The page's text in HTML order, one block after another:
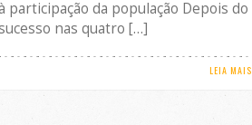
participação da população Depois do
nas quatro […]
LEIA MAIS